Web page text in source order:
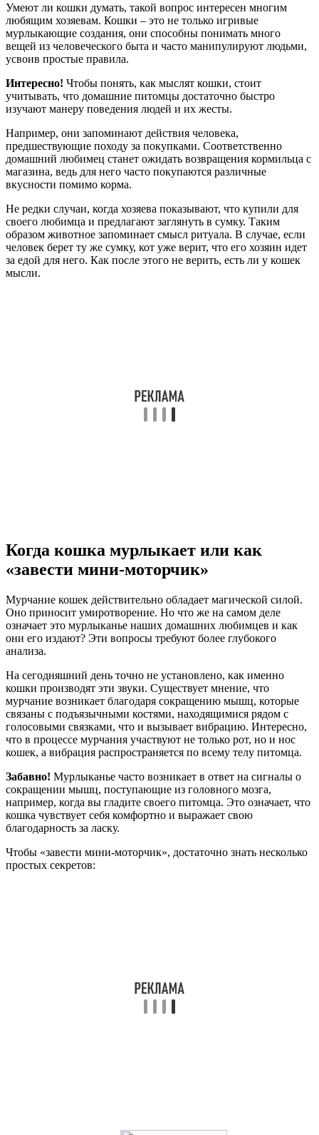
Умеют ли кошки думать, такой вопрос интересен многим
любящим хозяевам. Кошки – это не только игривые
мурлыкающие создания, они способны понимать много
вещей из человеческого быта и часто манипулируют людьми,
усвоив простые правила.
Интересно! Чтобы понять, как мыслят кошки, стоит
учитывать, что домашние питомцы достаточно быстро
изучают манеру поведения людей и их жесты.
Например, они запоминают действия человека,
предшествующие походу за покупками. Соответственно
домашний любимец станет ожидать возвращения кормильца с
магазина, ведь для него часто покупаются различные
вкусности помимо корма.
Не редки случаи, когда хозяева показывают, что купили для
своего любимца и предлагают заглянуть в сумку. Таким
образом животное запоминает смысл ритуала. В случае, если
человек берет ту же сумку, кот уже верит, что его хозяин идет
за едой для него. Как после этого не верить, есть ли у кошек
мысли.
Когда кошка мурлыкает или как
«завести мини-моторчик»
Мурчание кошек действительно обладает магической силой.
Оно приносит умиротворение. Но что же на самом деле
означает это мурлыканье наших домашних любимцев и как
они его издают? Эти вопросы требуют более глубокого
анализа.
На сегодняшний день точно не установлено, как именно
кошки производят эти звуки. Существует мнение, что
мурчание возникает благодаря сокращению мышц, которые
связаны с подъязычными костями, находящимися рядом с
голосовыми связками, что и вызывает вибрацию. Интересно,
что в процессе мурчания участвуют не только рот, но и нос
кошек, а вибрация распространяется по всему телу питомца.
Забавно! Мурлыканье часто возникает в ответ на сигналы о
сокращении мышц, поступающие из головного мозга,
например, когда вы гладите своего питомца. Это означает, что
кошка чувствует себя комфортно и выражает свою
благодарность за ласку.
Чтобы «завести мини-моторчик», достаточно знать несколько
простых секретов: